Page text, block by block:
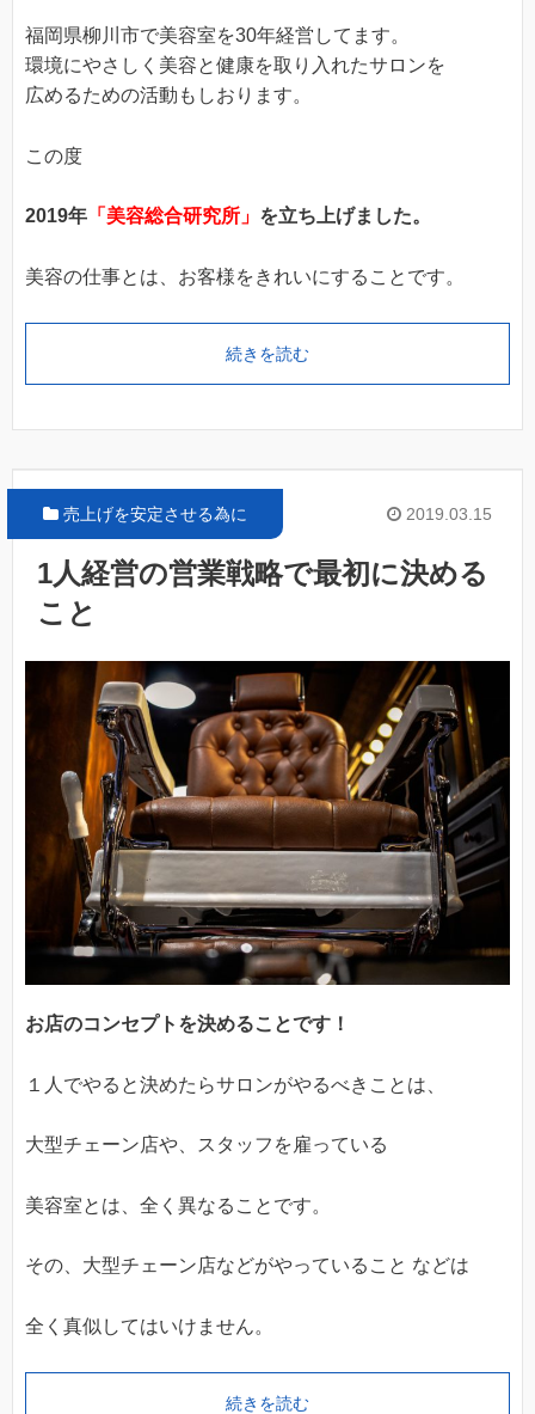
福岡県柳川市で美容室を30年経営してます。
環境にやさしく美容と健康を取り入れたサロンを
広めるための活動もしおります。
この度
2019年 「美容総合研究所」 を立ち上げました。
美容の仕事とは、お客様をきれいにすることです。
続きを読む
2019.03.15
売上げを安定させる為に
1人経営の営業戦略で最初に決める
こと
お店のコンセプトを決めることです！
１人でやると決めたらサロンがやるべきことは、
大型チェーン店や、スタッフを雇っている
美容室とは、全く異なることです。
その、大型チェーン店などがやっていること などは
全く真似してはいけません。
続きを読む